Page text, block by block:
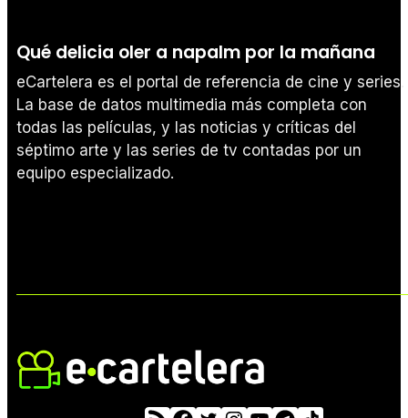
Qué delicia oler a napalm por la mañana
eCartelera es el portal de referencia de cine y series.
La base de datos multimedia más completa con
todas las películas, y las noticias y críticas del
séptimo arte y las series de tv contadas por un
equipo especializado.